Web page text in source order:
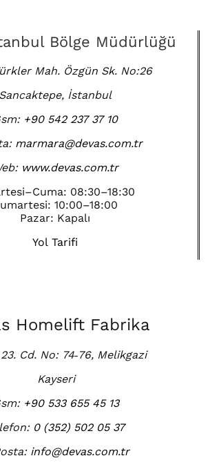
Bölge Müdürlüğü
Mah. Özgün Sk. No:26
Sancaktepe, İstanbul
+90 542 237 37 10
marmara@devas.com.tr
www.devas.com.tr
08:30–18:30
10:00–18:00
Pazar: Kapalı
Yol Tarifi
Homelift Fabrika
Cd. No: 74‑76, Melikgazi
Kayseri
+90 533 655 45 13
0 (352) 502 05 37
info@devas.com.tr